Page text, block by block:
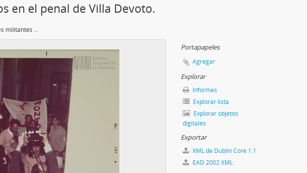
en el penal de Villa Devoto.
Copia fotográfica de jóvenes militantes el día de la liberacion de los presos politicos en el penal de Villa Devoto.
Portapapeles
Agregar
Explorar
Informes
Explorar lista
Explorar objetos
digitales
Exportar
XML de Dublin Core 1.1
EAD 2002 XML